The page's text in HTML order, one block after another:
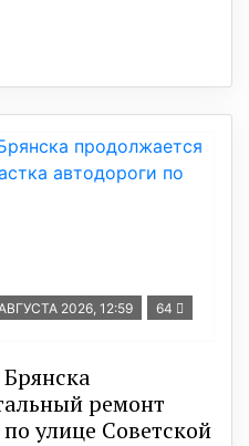
2026, 12:59 64
ремонт
улице Советской